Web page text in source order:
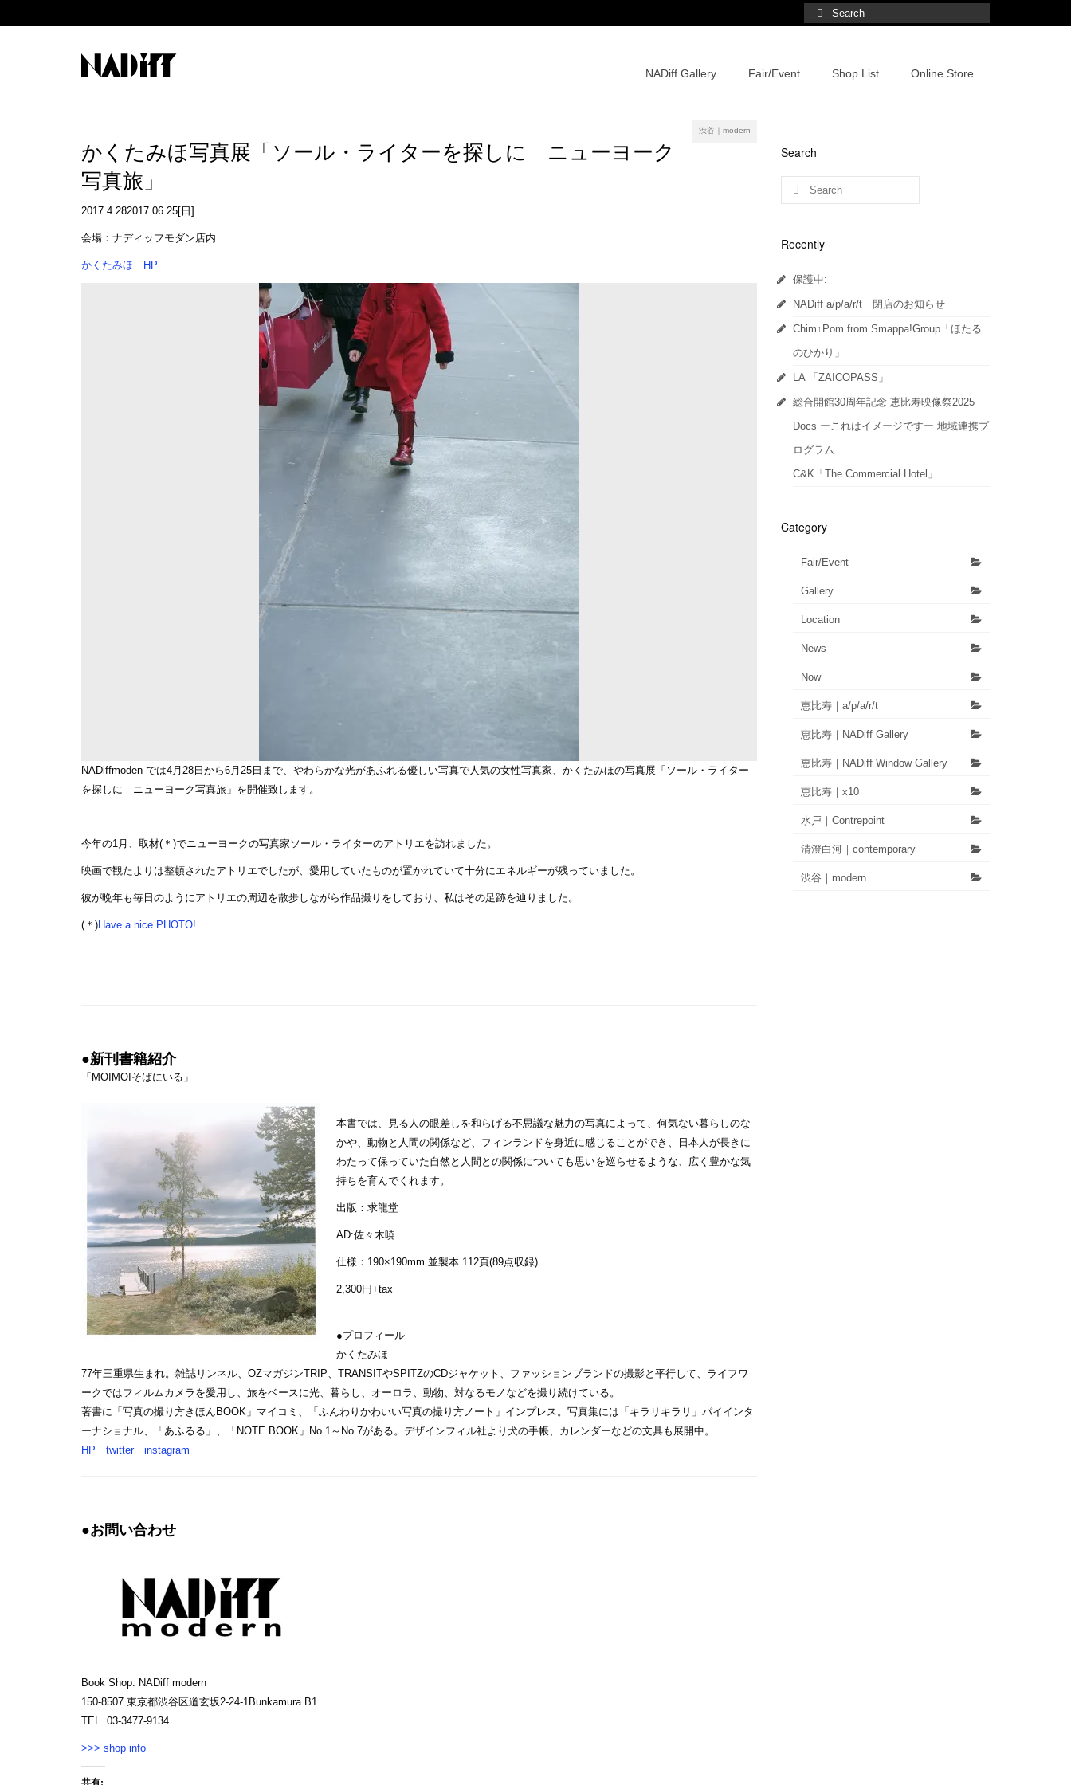
NADiff Gallery Fair/Event Shop List Online Store
渋谷｜modern
かくたみほ写真展「ソール・ライターを探しに ニューヨーク
写真旅」
2017.4.282017.06.25[日]
会場：ナディッフモダン店内
かくたみほ HP
NADiffmoden では4月28日から6月25日まで、やわらかな光があふれる優しい写真で人気の女性写真家、かくたみほの写真展「ソール・ライター
を探しに ニューヨーク写真旅」を開催致します。
今年の1月、取材(＊)でニューヨークの写真家ソール・ライターのアトリエを訪れました。
映画で観たよりは整頓されたアトリエでしたが、愛用していたものが置かれていて十分にエネルギーが残っていました。
彼が晩年も毎日のようにアトリエの周辺を散歩しながら作品撮りをしており、私はその足跡を辿りました。
(＊)Have a nice PHOTO!
●新刊書籍紹介
「MOIMOIそばにいる」
本書では、見る人の眼差しを和らげる不思議な魅力の写真によって、何気ない暮らしのな
かや、動物と人間の関係など、フィンランドを身近に感じることができ、日本人が長きに
わたって保っていた自然と人間との関係についても思いを巡らせるような、広く豊かな気
持ちを育んでくれます。
出版：求龍堂
AD:佐々木暁
仕様：190×190mm 並製本 112頁(89点収録)
2,300円+tax
●プロフィール
かくたみほ
77年三重県生まれ。雑誌リンネル、OZマガジンTRIP、TRANSITやSPITZのCDジャケット、ファッションブランドの撮影と平行して、ライフワ
ークではフィルムカメラを愛用し、旅をベースに光、暮らし、オーロラ、動物、対なるモノなどを撮り続けている。
著書に「写真の撮り方きほんBOOK」マイコミ、「ふんわりかわいい写真の撮り方ノート」インプレス。写真集には「キラリキラリ」パイインタ
ーナショナル、「あふるる」、「NOTE BOOK」No.1～No.7がある。デザインフィル社より犬の手帳、カレンダーなどの文具も展開中。
HP
twitter instagram
●お問い合わせ
Book Shop: NADiff modern
150-8507 東京都渋谷区道玄坂2-24-1Bunkamura B1
TEL. 03-3477-9134
>>> shop info
共有:
Search
Recently
保護中:
NADiff a/p/a/r/t 閉店のお知らせ
Chim↑Pom from Smappa!Group「ほたる
のひかり」
LA 「ZAICOPASS」
総合開館30周年記念 恵比寿映像祭2025
Docs ーこれはイメージですー 地域連携プ
ログラム
C&K「The Commercial Hotel」
Category
Fair/Event
Gallery
Location
News
Now
恵比寿｜a/p/a/r/t
恵比寿｜NADiff Gallery
恵比寿｜NADiff Window Gallery
恵比寿｜x10
水戸｜Contrepoint
清澄白河｜contemporary
渋谷｜modern